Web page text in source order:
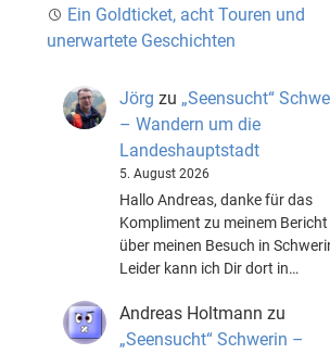
Ein Goldticket, acht Touren und
unerwartete Geschichten
Jörg zu „Seensucht“
– Wandern um die
Landeshauptstadt
5. August 2026
Hallo Andreas, danke für das
Kompliment zu meinem Bericht
über meinen Besuch in
Leider kann ich Dir dort in…
Andreas Holtmann zu
„Seensucht“ Schwerin –